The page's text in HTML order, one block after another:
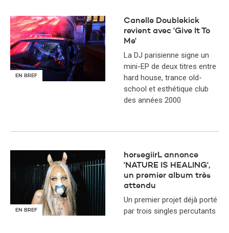
EN BREF
Canelle Doublekick
revient avec 'Give It To
Me'
La DJ parisienne signe un
mini-EP de deux titres entre
hard house, trance old-
school et esthétique club
des années 2000
EN BREF
horsegiirL annonce
'NATURE IS HEALING',
un premier album très
attendu
Un premier projet déjà porté
par trois singles percutants